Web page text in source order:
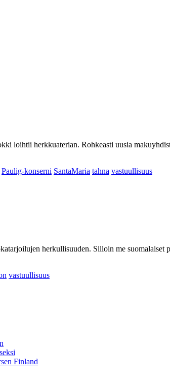
loihtii herkkuaterian. Rohkeasti uusia
Paulig-konserni SantaMaria tahna vastuullisuus
herkullisuuden. Silloin me suomalaiset
vastuullisuus
Finland